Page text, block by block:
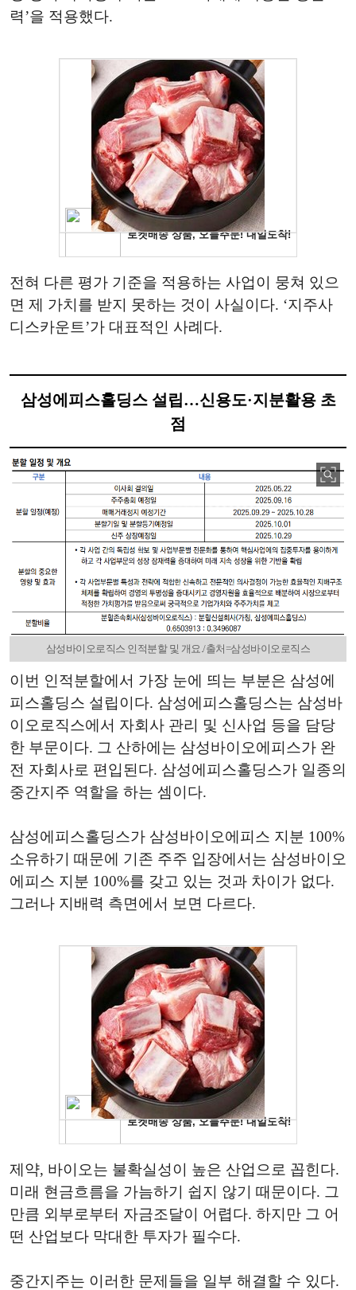
력’을 적용했다.
전혀 다른 평가 기준을 적용하는 사업이 뭉쳐 있으
면 제 가치를 받지 못하는 것이 사실이다. ‘지주사
디스카운트’가 대표적인 사례다.
삼성에피스홀딩스 설립…신용도·지분활용 초
점
삼성바이오로직스 인적분할 및 개요./출처=삼성바이오로직스
이번 인적분할에서 가장 눈에 띄는 부분은 삼성에
피스홀딩스 설립이다. 삼성에피스홀딩스는 삼성바
이오로직스에서 자회사 관리 및 신사업 등을 담당
한 부문이다. 그 산하에는 삼성바이오에피스가 완
전 자회사로 편입된다. 삼성에피스홀딩스가 일종의
중간지주 역할을 하는 셈이다.
삼성에피스홀딩스가 삼성바이오에피스 지분 100%
소유하기 때문에 기존 주주 입장에서는 삼성바이오
에피스 지분 100%를 갖고 있는 것과 차이가 없다.
그러나 지배력 측면에서 보면 다르다.
제약, 바이오는 불확실성이 높은 산업으로 꼽힌다.
미래 현금흐름을 가늠하기 쉽지 않기 때문이다. 그
만큼 외부로부터 자금조달이 어렵다. 하지만 그 어
떤 산업보다 막대한 투자가 필수다.
중간지주는 이러한 문제들을 일부 해결할 수 있다.